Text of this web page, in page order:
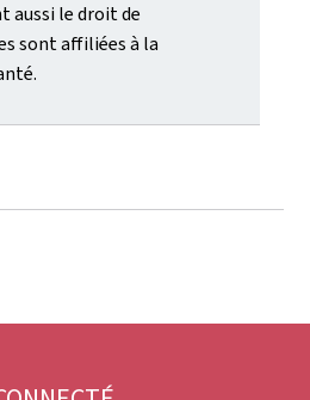
aussi le droit de
sont affiliées à la